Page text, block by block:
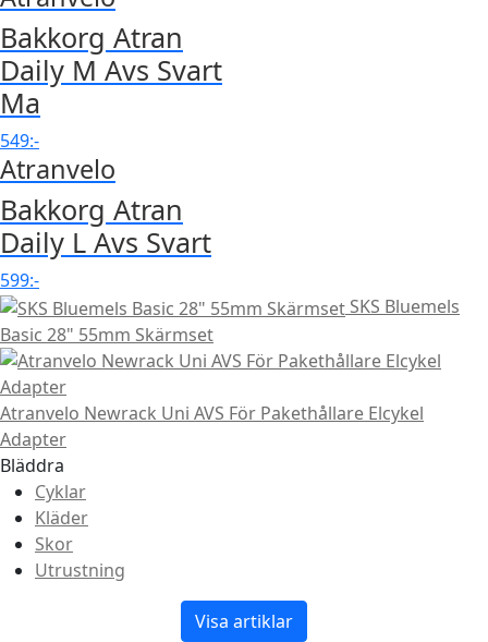
Bakkorg Atran
Daily M Avs Svart
Ma
549:-
Atranvelo
Bakkorg Atran
Daily L Avs Svart
599:-
SKS Bluemels
Basic 28" 55mm Skärmset
Atranvelo Newrack Uni AVS För Pakethållare Elcykel
Adapter
Bläddra
Cyklar
Kläder
Skor
Utrustning
Visa artiklar